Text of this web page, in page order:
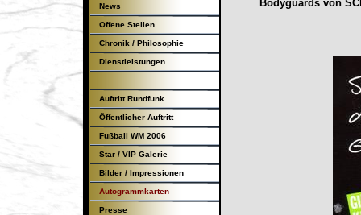
News
Offene Stellen
Chronik / Philosophie
Dienstleistungen
Auftritt Rundfunk
Öffentlicher Auftritt
Fußball WM 2006
Star / VIP Galerie
Bilder / Impressionen
Autogrammkarten
Presse
Bodyguards von